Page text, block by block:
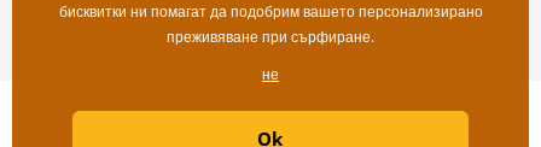
Copyright ©2019 © Dovido.bg.
| Онлайн магазинът е създаден от
бисквитки ни помагат да подобрим вашето персонализирано
преживяване при сърфиране.
не
Ok